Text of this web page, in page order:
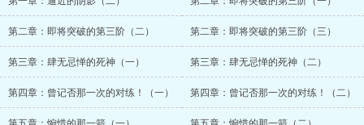
第二章：即将突破的第三阶（二） 第二章：即将突破的第三阶（三）
第三章：肆无忌惮的死神（一） 第三章：肆无忌惮的死神（二）
第四章：曾记否那一次的对练！（一） 第四章：曾记否那一次的对练！（二）